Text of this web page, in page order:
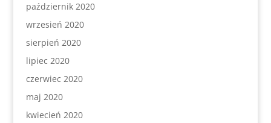
październik 2020
wrzesień 2020
sierpień 2020
lipiec 2020
czerwiec 2020
maj 2020
kwiecień 2020